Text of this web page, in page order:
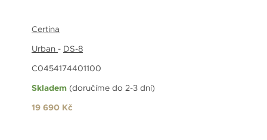
Certina
Urban - DS-8
C0454174401100
Skladem (doručíme do 2-3 dní)
19 690 Kč